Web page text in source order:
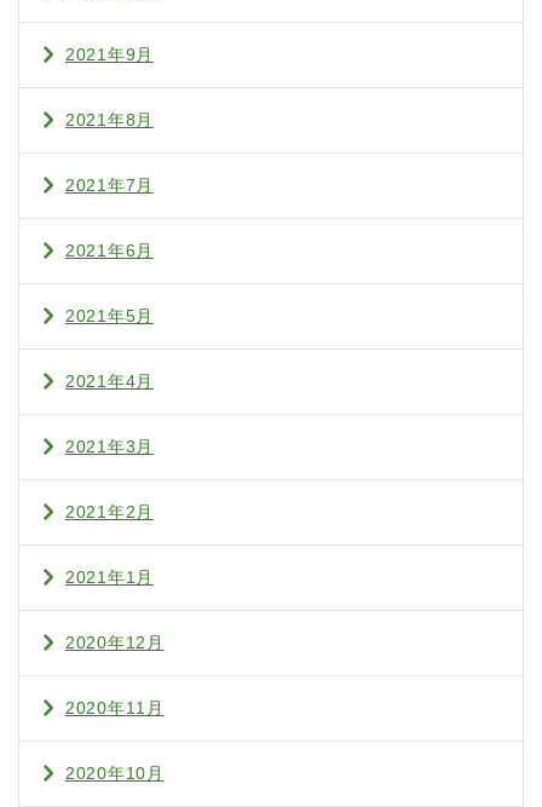
2021年9月
2021年8月
2021年7月
2021年6月
2021年5月
2021年4月
2021年3月
2021年2月
2021年1月
2020年12月
2020年11月
2020年10月